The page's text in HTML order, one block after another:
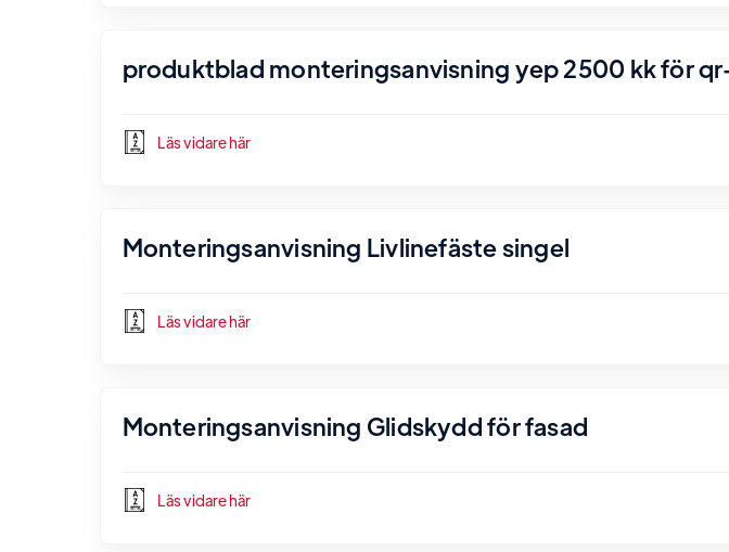
produktblad monteringsanvisning yep 2500 kk för
Läs vidare här
Monteringsanvisning Livlinefäste singel
Läs vidare här
Monteringsanvisning Glidskydd för fasad
Läs vidare här